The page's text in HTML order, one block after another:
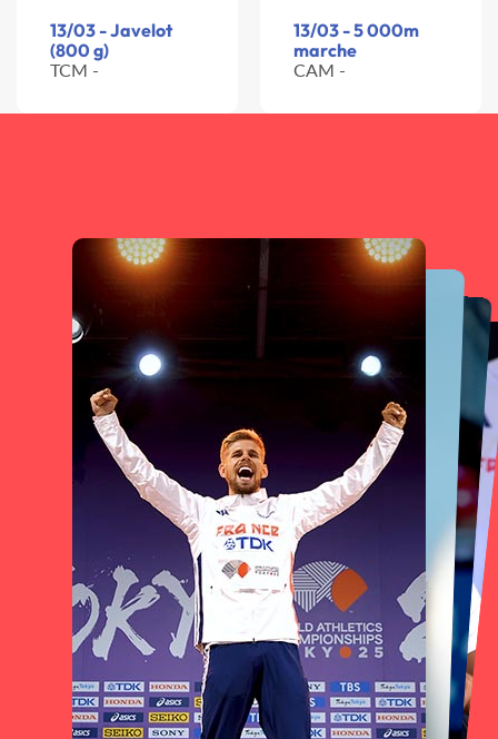
13/03 - Javelot
(800 g)
TCM -
13/03 - 5 000m
marche
CAM -